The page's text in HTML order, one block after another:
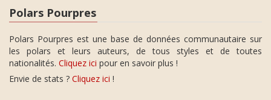
Polars Pourpres
Polars Pourpres est une base de données communautaire sur
les polars et leurs auteurs, de tous styles et de toutes
nationalités. Cliquez ici pour en savoir plus !
Envie de stats ? Cliquez ici !